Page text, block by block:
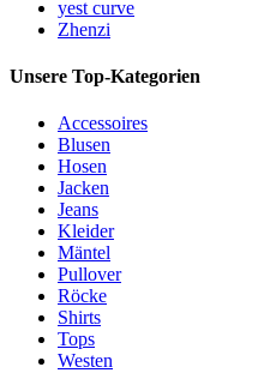
yest curve
Zhenzi
Unsere Top-Kategorien
Accessoires
Blusen
Hosen
Jacken
Jeans
Kleider
Mäntel
Pullover
Röcke
Shirts
Tops
Westen